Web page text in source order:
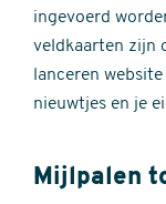
ingevoerd
veldkaarten zijn
lanceren
nieuwtjes en je
Mijlpalen